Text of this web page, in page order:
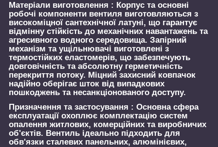
Матеріали виготовлення : Корпус та основні
робочі компоненти вентиля виготовляються з
високоміцної сантехнічної латуні, що гарантує
відмінну стійкість до механічних навантажень та
агресивного водного середовища. Запірний
механізм та ущільнювачі виготовлені з
термостійких еластомерів, що забезпечують
довговічність та абсолютну герметичність
перекриття потоку. Міцний захисний ковпачок
надійно оберігає шток від випадкових
пошкоджень та несанкціонованого доступу.
Призначення та застосування : Основна сфера
експлуатації охоплює комплектацію систем
опалення житлових, комерційних та виробничих
об'єктів. Вентиль ідеально підходить для
обв'язки сталевих панельних, алюмінієвих,